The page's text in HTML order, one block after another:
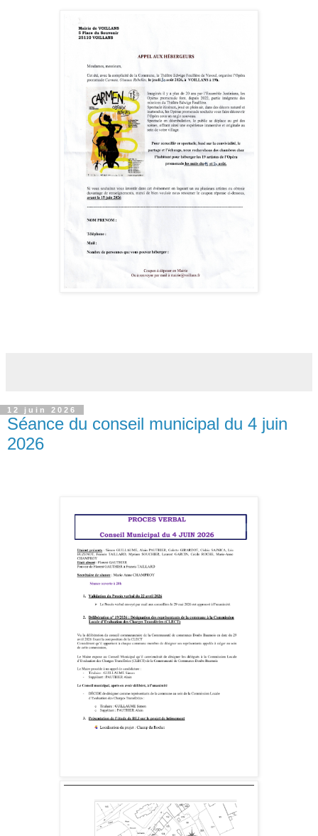
12 juin 2026
Séance du conseil municipal du 4 juin
2026